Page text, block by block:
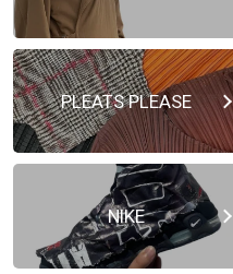
PLEATS PLEASE
NIKE